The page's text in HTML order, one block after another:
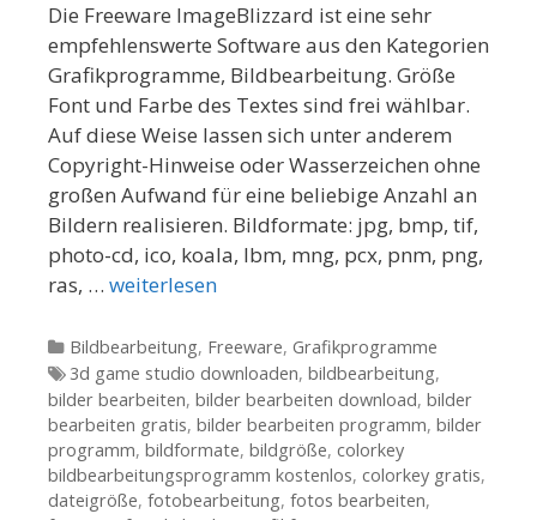
Die Freeware ImageBlizzard ist eine sehr
empfehlenswerte Software aus den Kategorien
Grafikprogramme, Bildbearbeitung. Größe
Font und Farbe des Textes sind frei wählbar.
Auf diese Weise lassen sich unter anderem
Copyright-Hinweise oder Wasserzeichen ohne
großen Aufwand für eine beliebige Anzahl an
Bildern realisieren. Bildformate: jpg, bmp, tif,
photo-cd, ico, koala, lbm, mng, pcx, pnm, png,
ras, … weiterlesen
Kategorien
Bildbearbeitung, Freeware, Grafikprogramme
Tags
3d game studio downloaden, bildbearbeitung,
bilder bearbeiten, bilder bearbeiten download, bilder
bearbeiten gratis, bilder bearbeiten programm, bilder
programm, bildformate, bildgröße, colorkey
bildbearbeitungsprogramm kostenlos, colorkey gratis,
dateigröße, fotobearbeitung, fotos bearbeiten,